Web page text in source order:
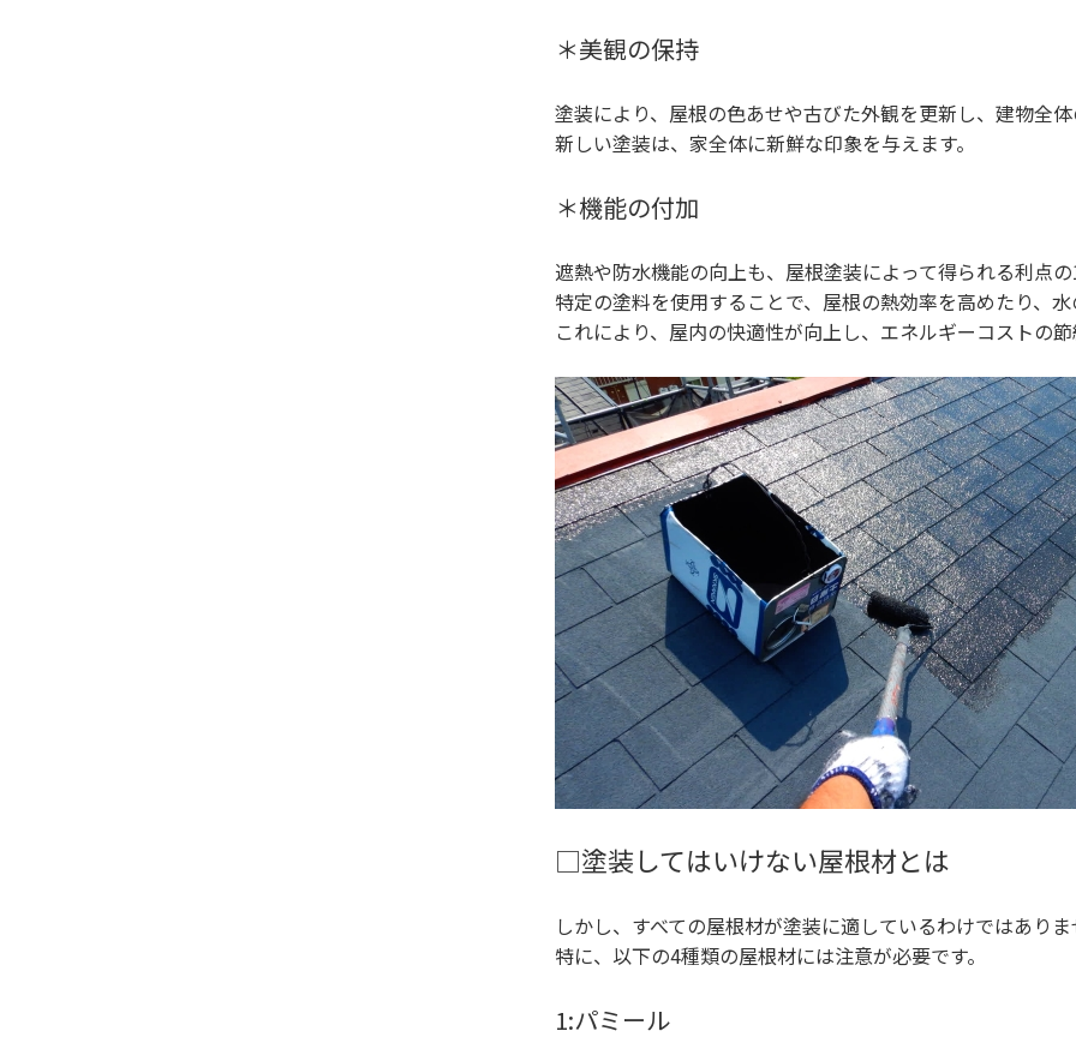
＊美観の保持
塗装により、屋根の色あせや古びた外観を更新し、建物全体
新しい塗装は、家全体に新鮮な印象を与えます。
＊機能の付加
遮熱や防水機能の向上も、屋根塗装によって得られる利点の
特定の塗料を使用することで、屋根の熱効率を高めたり、水
これにより、屋内の快適性が向上し、エネルギーコストの節
□塗装してはいけない屋根材とは
しかし、すべての屋根材が塗装に適しているわけではありま
特に、以下の4種類の屋根材には注意が必要です。
1:パミール